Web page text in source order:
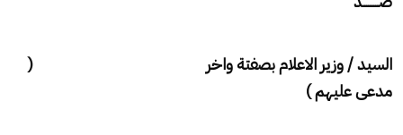
السيد / وزير الاعلام بصفتة واخر (
مدعى عليهم )